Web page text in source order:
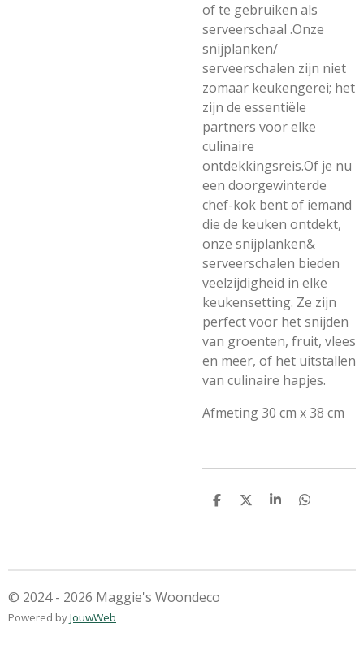
of te gebruiken als
serveerschaal .Onze
snijplanken/
serveerschalen zijn niet
zomaar keukengerei; het
zijn de essentiële
partners voor elke
culinaire
ontdekkingsreis.Of je nu
een doorgewinterde
chef-kok bent of iemand
die de keuken ontdekt,
onze snijplanken&
serveerschalen bieden
veelzijdigheid in elke
keukensetting. Ze zijn
perfect voor het snijden
van groenten, fruit, vlees
en meer, of het uitstallen
van culinaire hapjes.
Afmeting 30 cm x 38 cm
D
D
S
D
© 2024 - 2026 Maggie's Woondeco
Powered byJouwWeb